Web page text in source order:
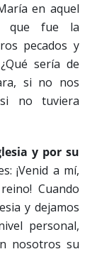
en aquel
que fue la
pecados y
sería de
si no nos
no tuviera
y por su
¡Venid a mí,
Cuando
y dejamos
personal,
nosotros su